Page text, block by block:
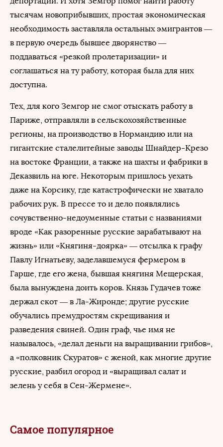
тысячам новоприбывших, простая экономическая
необходимость заставляла остальных эмигрантов —
в первую очередь бывшее дворянство —
поддаваться «резкой пролетаризации» и
соглашаться на ту работу, которая была для них
доступна.
Тех, для кого Земгор не смог отыскать работу в
Париже, отправляли в сельскохозяйственные
регионы, на производство в Нормандию или на
гигантские сталелитейные заводы Шнайдер-Крезо
на востоке Франции, а также на шахты и фабрики в
Деказвиль на юге. Некоторым пришлось уехать
даже на Корсику, где катастрофически не хватало
рабочих рук. В прессе то и дело появлялись
сочувственно-недоуменные статьи с названиями
вроде «Как разоренные русские зарабатывают на
жизнь» или «Княгиня-доярка» — отсылка к графу
Павлу Игнатьеву, заделавшемуся фермером в
Гарше, где его жена, бывшая княгиня Мещерская,
была вынуждена доить коров. Князь Гудачев тоже
держал скот — в Ла-Жиронде; другие русские
обучались премудростям скрещивания и
разведения свиней. Один граф, чье имя не
называлось, «делал деньги на выращивании грибов»,
а «полковник Скуратов» с женой, как многие другие
русские, разбил огород и «выращивал салат и
зелень у себя в Сен-Жермене».
Самое популярное